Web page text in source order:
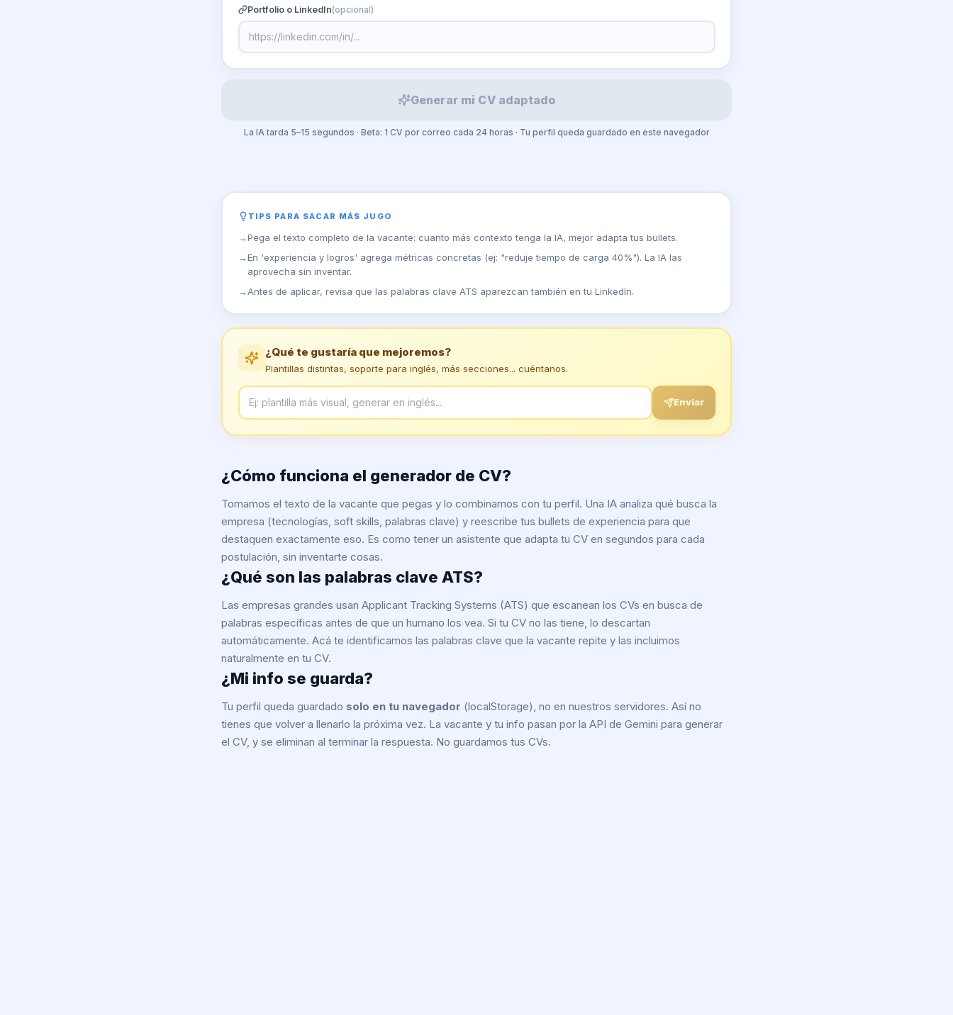
Portfolio o LinkedIn(opcional)
Generar mi CV adaptado
La IA tarda 5–15 segundos · Beta: 1 CV por correo cada 24 horas · Tu perfil queda guardado en este navegador
TIPS PARA SACAR MÁS JUGO
→Pega el texto completo de la vacante: cuanto más contexto tenga la IA, mejor adapta tus bullets.
→En 'experiencia y logros' agrega métricas concretas (ej: "reduje tiempo de carga 40%"). La IA las
aprovecha sin inventar.
→Antes de aplicar, revisa que las palabras clave ATS aparezcan también en tu LinkedIn.
¿Qué te gustaría que mejoremos?
Plantillas distintas, soporte para inglés, más secciones... cuéntanos.
Enviar
¿Cómo funciona el generador de CV?
Tomamos el texto de la vacante que pegas y lo combinamos con tu perfil. Una IA analiza qué busca la
empresa (tecnologías, soft skills, palabras clave) y reescribe tus bullets de experiencia para que
destaquen exactamente eso. Es como tener un asistente que adapta tu CV en segundos para cada
postulación, sin inventarte cosas.
¿Qué son las palabras clave ATS?
Las empresas grandes usan Applicant Tracking Systems (ATS) que escanean los CVs en busca de
palabras específicas antes de que un humano los vea. Si tu CV no las tiene, lo descartan
automáticamente. Acá te identificamos las palabras clave que la vacante repite y las incluimos
naturalmente en tu CV.
¿Mi info se guarda?
Tu perfil queda guardado solo en tu navegador (localStorage), no en nuestros servidores. Así no
tienes que volver a llenarlo la próxima vez. La vacante y tu info pasan por la API de Gemini para generar
el CV, y se eliminan al terminar la respuesta. No guardamos tus CVs.